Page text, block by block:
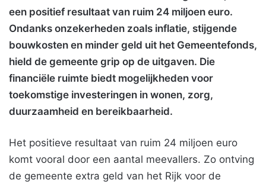
een positief resultaat van ruim 24 miljoen euro.
Ondanks onzekerheden zoals inflatie, stijgende
bouwkosten en minder geld uit het Gemeentefonds,
hield de gemeente grip op de uitgaven. Die
financiële ruimte biedt mogelijkheden voor
toekomstige investeringen in wonen, zorg,
duurzaamheid en bereikbaarheid.
Het positieve resultaat van ruim 24 miljoen euro
komt vooral door een aantal meevallers. Zo ontving
de gemeente extra geld van het Rijk voor de